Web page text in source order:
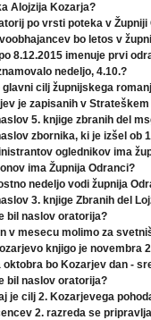
Alojzija Kozarja?
po vrsti poteka v Župniji
bo letos v
8.12.2015 imenuje prvi
nedeljo, 4.10.?
glavni cilj župnijskega
je zapisanih v
5. knjige zbranih del
zbornika, ki je izšel ob
oglednikov ima
ima Župnija Odranci?
nedeljo vodi župnija
3. knjige Zbranih del
bil naslov oratorija?
v mesecu molimo za
knjigo je novembra
oktobra bo Kozarjev dan -
bil naslov oratorija?
je cilj 2. Kozarjevega
2. razreda se